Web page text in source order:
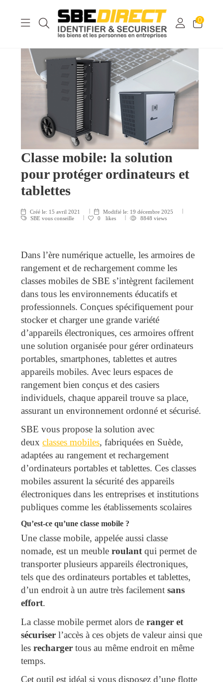
0
Classe mobile: la solution
pour protéger ordinateurs et
tablettes
Créé le: 15 avril 2021 Modifié le: 19 décembre 2025
SBE vous conseille
0 likes 8848 views
Dans l’ère numérique actuelle, les armoires de
rangement et de rechargement comme les
classes mobiles de SBE s’intègrent facilement
dans tous les environnements éducatifs et
professionnels. Conçues spécifiquement pour
stocker et charger une grande variété
d’appareils électroniques, ces armoires offrent
une solution organisée pour gérer ordinateurs
portables, smartphones, tablettes et autres
appareils mobiles. Avec leurs espaces de
rangement bien conçus et des casiers
individuels, chaque appareil trouve sa place,
assurant un environnement ordonné et sécurisé.
SBE vous propose la solution avec
deux classes mobiles, fabriquées en Suède,
adaptées au rangement et rechargement
d’ordinateurs portables et tablettes. Ces classes
mobiles assurent la sécurité des appareils
électroniques dans les entreprises et institutions
publiques comme les établissements scolaires
Qu’est-ce qu’une classe mobile ?
Une classe mobile, appelée aussi classe
nomade, est un meuble roulantqui permet de
transporter plusieurs appareils électroniques,
tels que des ordinateurs portables et tablettes,
d’un endroit à un autre très facilement sans
effort.
La classe mobile permet alors de ranger et
sécuriser l’accès à ces objets de valeur ainsi que
les recharger tous au même endroit en même
temps.
Cet outil est idéal si vous disposez d’une flotte